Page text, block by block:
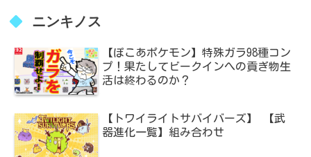
ニンキノス
【ぽこあポケモン】特殊ガラ98種コン
プ！果たしてビークインへの貢ぎ物生
活は終わるのか？
【トワイライトサバイバーズ】 【武
器進化一覧】組み合わせ